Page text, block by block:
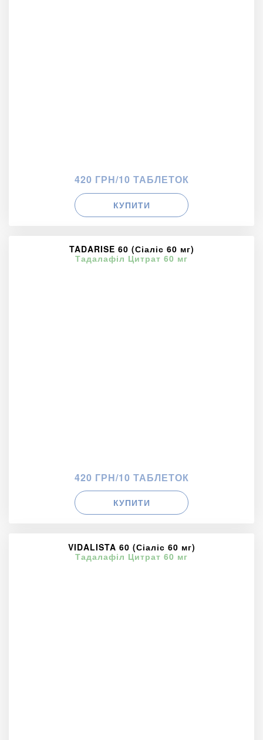
420 ГРН/10 ТАБЛЕТОК
КУПИТИ
TADARISE 60 (Сіаліс 60 мг)
Тадалафіл Цитрат 60 мг
420 ГРН/10 ТАБЛЕТОК
КУПИТИ
VIDALISTA 60 (Сіаліс 60 мг)
Тадалафіл Цитрат 60 мг